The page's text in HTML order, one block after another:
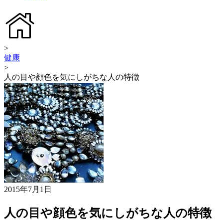
>
健康
>
人の目や顔色を気にしがちな人の特徴
2015年7月1日
人の目や顔色を気にしがちな人の特徴